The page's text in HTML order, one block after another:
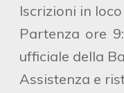
Iscrizioni in loco
Partenza ore
ufficiale della
Assistenza e